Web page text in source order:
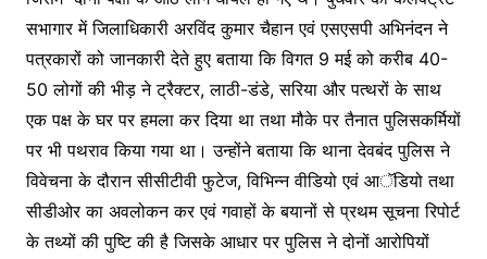
सभागार में जिलाधिकारी अरविंद कुमार चैहान एवं एसएसपी अभिनंदन ने
पत्रकारों को जानकारी देते हुए बताया कि विगत 9 मई को करीब 40-
50 लोगों की भीड़ ने ट्रैक्टर, लाठी-डंडे, सरिया और पत्थरों के साथ
एक पक्ष के घर पर हमला कर दिया था तथा मौके पर तैनात पुलिसकर्मियों
पर भी पथराव किया गया था। उन्होंने बताया कि थाना देवबंद पुलिस ने
विवेचना के दौरान सीसीटीवी फुटेज, विभिन्न वीडियो एवं आॅडियो तथा
सीडीओर का अवलोकन कर एवं गवाहों के बयानों से प्रथम सूचना रिपोर्ट
के तथ्यों की पुष्टि की है जिसके आधार पर पुलिस ने दोनों आरोपियों